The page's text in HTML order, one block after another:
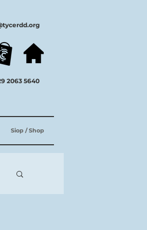
2063 5640
Siop / Shop